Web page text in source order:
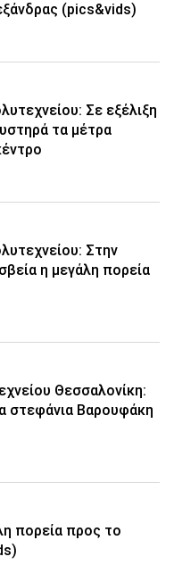
(pics&vids)
Σε εξέλιξη
τα μέτρα
Στην
η μεγάλη πορεία
Θεσσαλονίκη:
στεφάνια Βαρουφάκη
πορεία προς το